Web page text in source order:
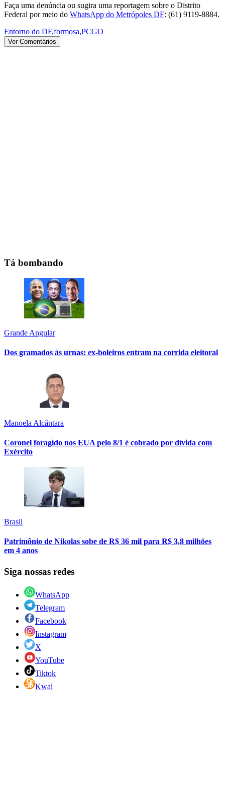
Faça uma denúncia ou sugira uma reportagem sobre o Distrito
Federal por meio do WhatsApp do Metrópoles DF: (61) 9119-8884.
Entorno do DF,formosa,PCGO
Ver Comentários
Tá bombando
Grande Angular
Dos gramados às urnas: ex-boleiros entram na corrida eleitoral
Manoela Alcântara
Coronel foragido nos EUA pelo 8/1 é cobrado por dívida com
Exército
Brasil
Patrimônio de Nikolas sobe de R$ 36 mil para R$ 3,8 milhões
em 4 anos
Siga nossas redes
WhatsApp
Telegram
Facebook
Instagram
X
YouTube
Tiktok
Kwai